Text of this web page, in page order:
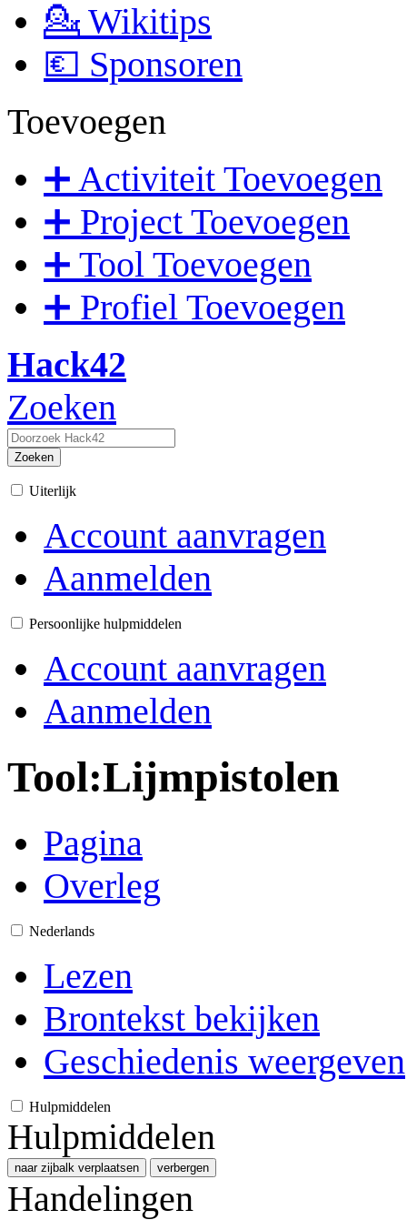
💁 Wikitips
💶 Sponsoren
Toevoegen
➕ Activiteit Toevoegen
➕ Project Toevoegen
➕ Tool Toevoegen
➕ Profiel Toevoegen
Hack42
Zoeken
Zoeken
Uiterlijk
Account aanvragen
Aanmelden
Persoonlijke hulpmiddelen
Account aanvragen
Aanmelden
Tool:Lijmpistolen
Pagina
Overleg
Nederlands
Lezen
Brontekst bekijken
Geschiedenis weergeven
Hulpmiddelen
Hulpmiddelen
naar zijbalk verplaatsen verbergen
Handelingen